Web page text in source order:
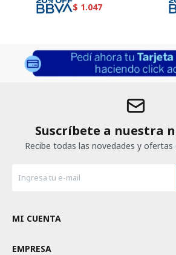
$ 1.047
Suscríbete a nuestra
Recibe todas las novedades y
MI CUENTA
EMPRESA